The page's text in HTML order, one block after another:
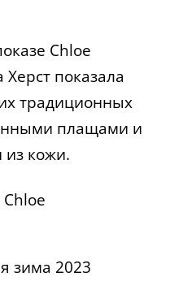
Chloe
показала
традиционных
плащами и
кожи.